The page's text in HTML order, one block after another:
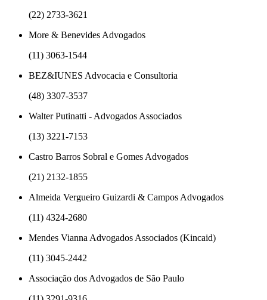
(22) 2733-3621
More & Benevides Advogados
(11) 3063-1544
BEZ&IUNES Advocacia e Consultoria
(48) 3307-3537
Walter Putinatti - Advogados Associados
(13) 3221-7153
Castro Barros Sobral e Gomes Advogados
(21) 2132-1855
Almeida Vergueiro Guizardi & Campos Advogados
(11) 4324-2680
Mendes Vianna Advogados Associados (Kincaid)
(11) 3045-2442
Associação dos Advogados de São Paulo